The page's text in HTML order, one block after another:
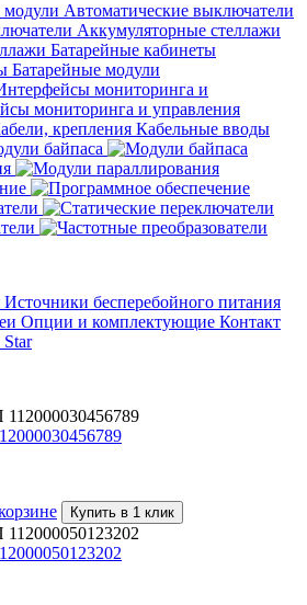
Автоматические выключатели
Аккумуляторные стеллажи
Батарейные кабинеты
Батарейные модули
мониторинга и
Кабельные вводы
байпаса
Источники бесперебойного питания
Опции и комплектующие Контакт
Star
Купить в 1 клик